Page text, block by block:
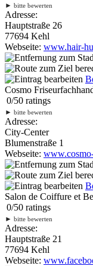
► bitte bewerten
Adresse:
Hauptstraße 26
77694 Kehl
Webseite: www.hair-
Cosmo
0/50 ratings
► bitte bewerten
Adresse:
City-Center
Blumenstraße 1
Webseite:
Salon de Coiffure et
0/50 ratings
► bitte bewerten
Adresse:
Hauptstraße 21
77694 Kehl
Webseite: